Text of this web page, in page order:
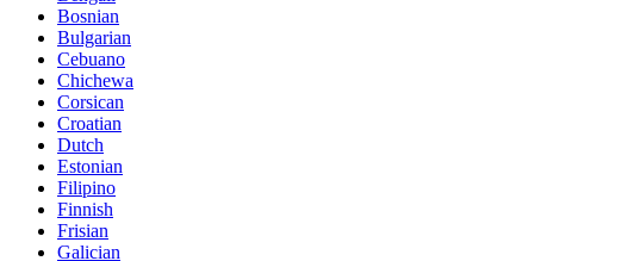
Bosnian
Bulgarian
Cebuano
Chichewa
Corsican
Croatian
Dutch
Estonian
Filipino
Finnish
Frisian
Galician